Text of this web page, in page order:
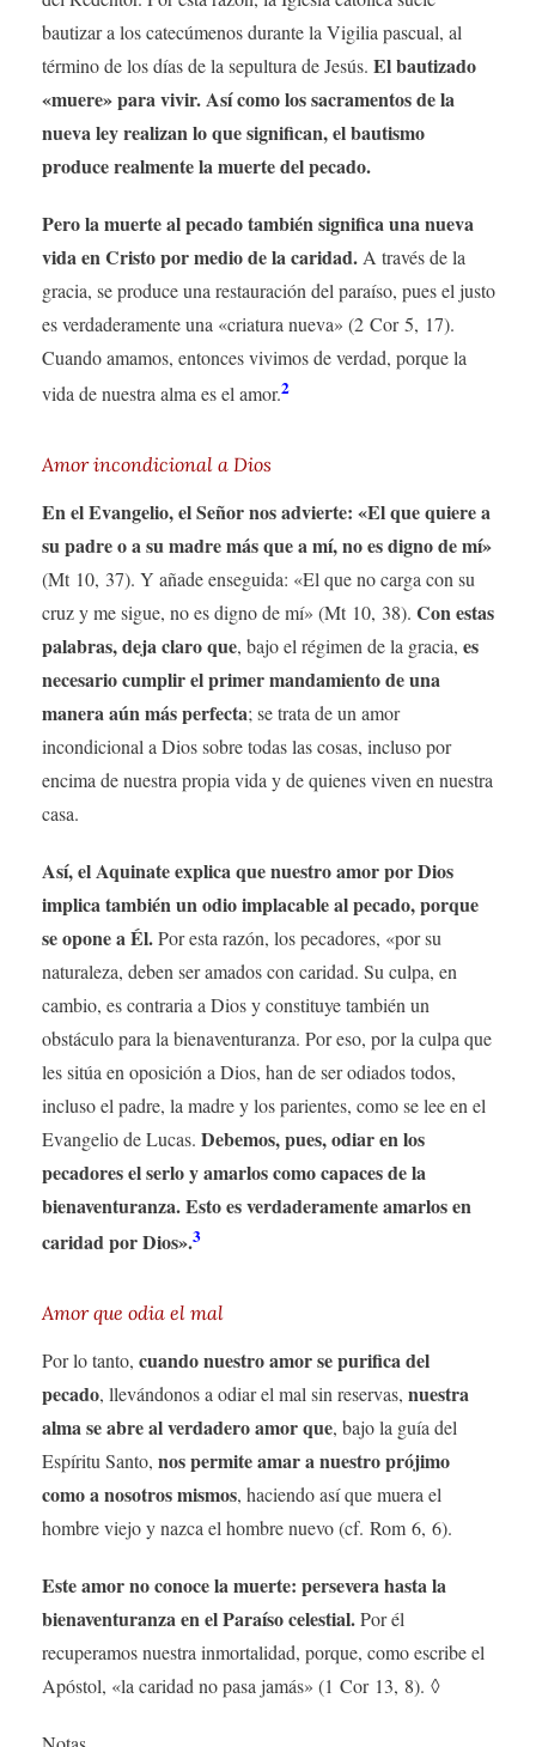
bautizar a los catecúmenos durante la Vigilia pascual, al
término de los días de la sepultura de Jesús. El bautizado
«muere» para vivir. Así como los sacramentos de la
nueva ley realizan lo que significan, el bautismo
produce realmente la muerte del pecado.
Pero la muerte al pecado también significa una nueva
vida en Cristo por medio de la caridad.A través de la
gracia, se produce una restauración del paraíso, pues el justo
es verdaderamente una «criatura nueva» (2 Cor 5, 17).
Cuando amamos, entonces vivimos de verdad, porque la
vida de nuestra alma es el amor.2
Amor incondicional a Dios
En el Evangelio, el Señor nos advierte: «El que quiere a
su padre o a su madre más que a mí, no es digno de mí»
(Mt 10, 37). Y añade enseguida: «El que no carga con su
cruz y me sigue, no es digno de mí» (Mt 10, 38). Con estas
palabras, deja claro que, bajo el régimen de la gracia, es
necesario cumplir el primer mandamiento de una
manera aún más perfecta; se trata de un amor
incondicional a Dios sobre todas las cosas, incluso por
encima de nuestra propia vida y de quienes viven en nuestra
casa.
Así, el Aquinate explica que nuestro amor por Dios
implica también un odio implacable al pecado, porque
se opone a Él.Por esta razón, los pecadores, «por su
naturaleza, deben ser amados con caridad. Su culpa, en
cambio, es contraria a Dios y constituye también un
obstáculo para la bienaventuranza. Por eso, por la culpa que
les sitúa en oposición a Dios, han de ser odiados todos,
incluso el padre, la madre y los parientes, como se lee en el
Evangelio de Lucas. Debemos, pues, odiar en los
pecadores el serlo y amarlos como capaces de la
bienaventuranza. Esto es verdaderamente amarlos en
caridad por Dios».3
Amor que odia el mal
Por lo tanto, cuando nuestro amor se purifica del
pecado, llevándonos a odiar el mal sin reservas, nuestra
alma se abre al verdadero amor que, bajo la guía del
Espíritu Santo, nos permite amar a nuestro prójimo
como a nosotros mismos, haciendo así que muera el
hombre viejo y nazca el hombre nuevo (cf. Rom 6, 6).
Este amor no conoce la muerte: persevera hasta la
bienaventuranza en el Paraíso celestial.Por él
recuperamos nuestra inmortalidad, porque, como escribe el
Apóstol, «la caridad no pasa jamás» (1 Cor 13, 8). ◊